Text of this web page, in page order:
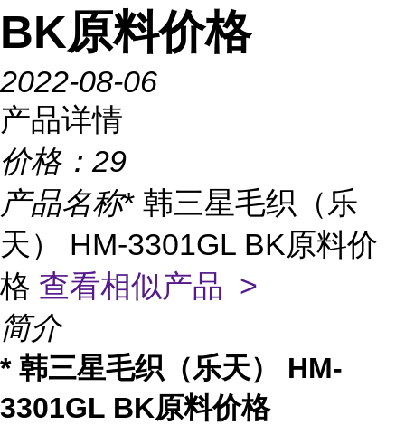
BK原料价格
2022-08-06
产品详情
价格： 29
产品名称* 韩三星毛织（乐
天） HM-3301GL BK原料价
格 查看相似产品 >
简介
* 韩三星毛织（乐天） HM-
3301GL BK原料价格